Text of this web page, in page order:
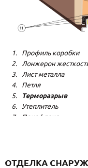
Профиль коробки
Лонжерон
Лист металла
Петля
Терморазрыв
Утеплитель
Пенофлекс
Резиновый
ОТДЕЛКА